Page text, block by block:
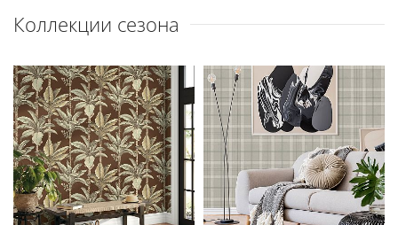
Коллекции сезона